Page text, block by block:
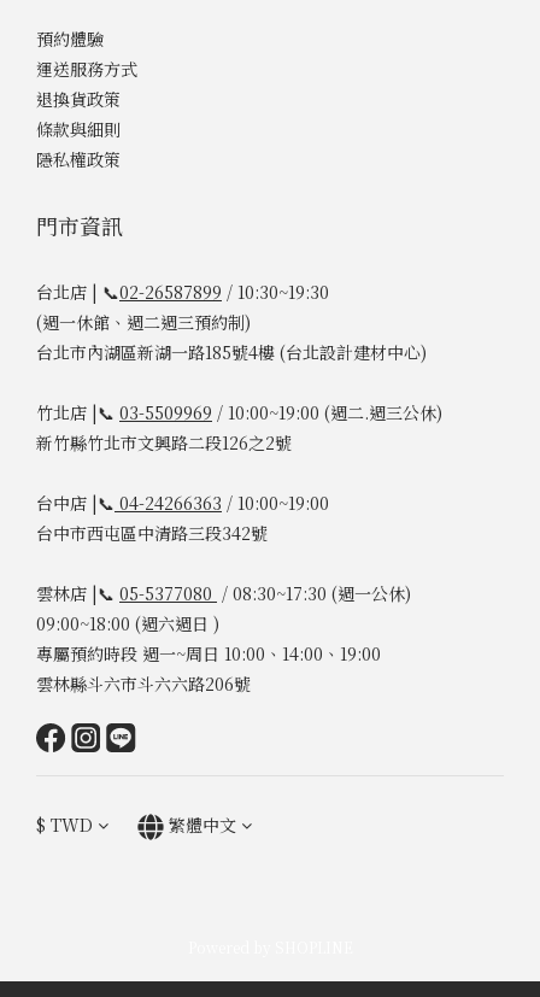
預約體驗
運送服務方式
退換貨政策
條款與細則
隱私權政策
門市資訊
台北店 | 📞02-26587899 / 10:30~19:30
(週一休館、週二週三預約制)
台北市內湖區新湖一路185號4樓 (台北設計建材中心)
竹北店 |📞 03-5509969 / 10:00~19:00 (週二.週三公休)
新竹縣竹北市文興路二段126之2號
台中店 |📞 04-24266363 / 10:00~19:00
台中市西屯區中清路三段342號
雲林店 |📞 05-5377080 / 08:30~17:30 (週一公休)
09:00~18:00 (週六週日 )
專屬預約時段 週一~周日 10:00、14:00、19:00
雲林縣斗六市斗六六路206號
$ TWD 繁體中文